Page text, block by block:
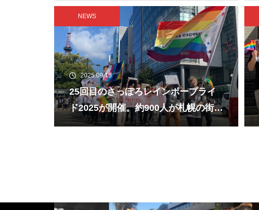
NEWS
2025.09.15
25回目のさっぽろレインボープライ
ド2025が開催。約900人が札幌の街を
行進